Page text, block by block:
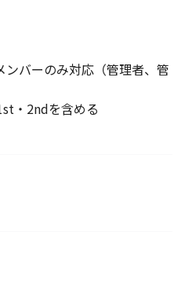
バーのみ対応（管理者、管
・2ndを含める